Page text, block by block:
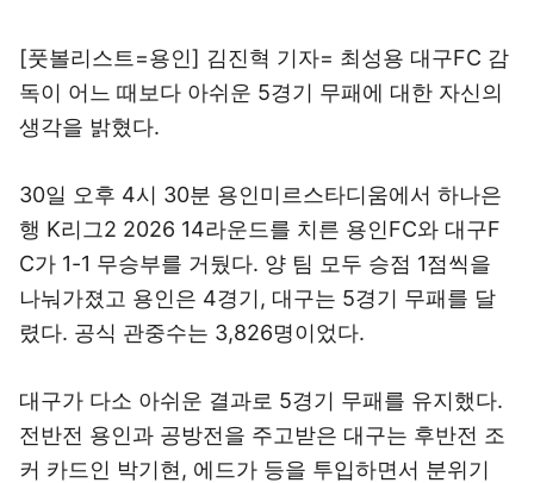
[풋볼리스트=용인] 김진혁 기자= 최성용 대구FC 감
독이 어느 때보다 아쉬운 5경기 무패에 대한 자신의
생각을 밝혔다.
30일 오후 4시 30분 용인미르스타디움에서 하나은
행 K리그2 2026 14라운드를 치른 용인FC와 대구F
C가 1-1 무승부를 거뒀다. 양 팀 모두 승점 1점씩을
나눠가졌고 용인은 4경기, 대구는 5경기 무패를 달
렸다. 공식 관중수는 3,826명이었다.
대구가 다소 아쉬운 결과로 5경기 무패를 유지했다.
전반전 용인과 공방전을 주고받은 대구는 후반전 조
커 카드인 박기현, 에드가 등을 투입하면서 분위기